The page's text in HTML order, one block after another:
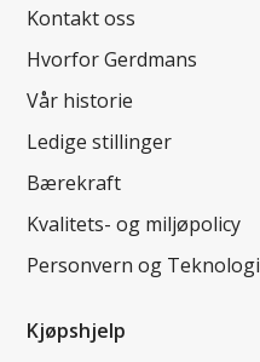
Kontakt oss
Hvorfor Gerdmans
Vår historie
Ledige stillinger
Bærekraft
Kvalitets- og miljøpolicy
Personvern og Teknologi
Kjøpshjelp